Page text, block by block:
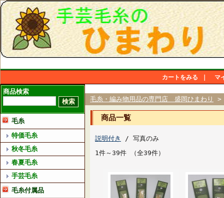
カートをみる マ
商品検索
毛糸
特価毛糸
秋冬毛糸
春夏毛糸
手芸毛糸
毛糸付属品
毛糸・編み物用品の専門店 盛岡ひまわり >
商品一覧
説明付き
/ 写真のみ
1件～39件 （全39件）